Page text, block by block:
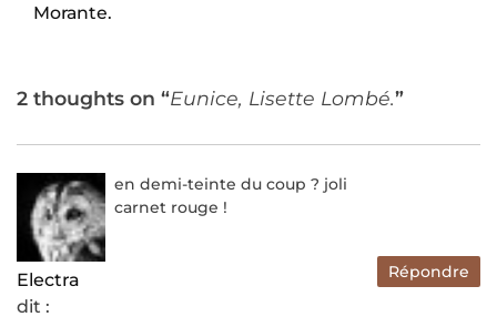
Morante.
2 thoughts on “Eunice, Lisette Lombé.”
Electra
dit :
en demi-teinte du coup ? joli
carnet rouge !
Répondre